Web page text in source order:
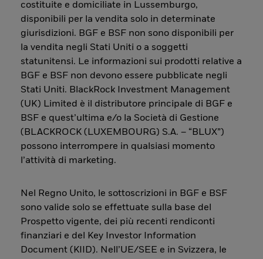
costituite e domiciliate in Lussemburgo,
disponibili per la vendita solo in determinate
giurisdizioni. BGF e BSF non sono disponibili per
la vendita negli Stati Uniti o a soggetti
statunitensi. Le informazioni sui prodotti relative a
BGF e BSF non devono essere pubblicate negli
Stati Uniti. BlackRock Investment Management
(UK) Limited è il distributore principale di BGF e
BSF e quest’ultima e/o la Società di Gestione
(BLACKROCK (LUXEMBOURG) S.A. – “BLUX”)
possono interrompere in qualsiasi momento
l’attività di marketing.
Nel Regno Unito, le sottoscrizioni in BGF e BSF
sono valide solo se effettuate sulla base del
Prospetto vigente, dei più recenti rendiconti
finanziari e del Key Investor Information
Document (KIID). Nell’UE/SEE e in Svizzera, le